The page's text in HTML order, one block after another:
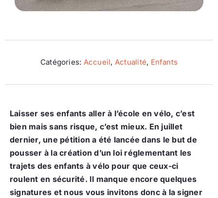
Catégories: Accueil, Actualité, Enfants
Laisser ses enfants aller à l’école en vélo, c’est
bien mais sans risque, c’est mieux. En juillet
dernier, une pétition a été lancée dans le but de
pousser à la création d’un loi réglementant les
trajets des enfants à vélo pour que ceux-ci
roulent en sécurité. Il manque encore quelques
signatures et nous vous invitons donc à la signer